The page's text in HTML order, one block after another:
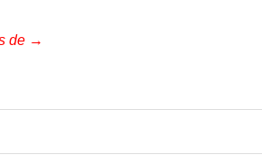
de →